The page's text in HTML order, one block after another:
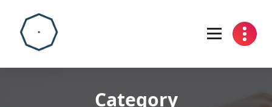
content
Category